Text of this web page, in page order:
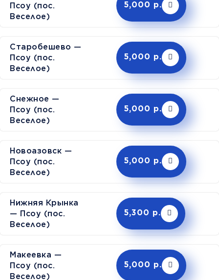
Псоу (пос.
Веселое)
5,000 р.
Старобешево —
Псоу (пос.
Веселое)
5,000 р.
Снежное —
Псоу (пос.
Веселое)
5,000 р.
Новоазовск —
Псоу (пос.
Веселое)
5,000 р.
Нижняя Крынка
— Псоу (пос.
Веселое)
5,300 р.
Макеевка —
Псоу (пос.
Веселое)
5,000 р.